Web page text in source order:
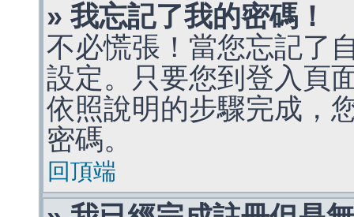
» 我忘記了我的密碼！
不必慌張！當您忘記了
設定。只要您到登入頁
依照說明的步驟完成，
密碼。
回頂端